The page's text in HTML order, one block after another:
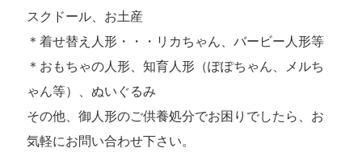
スクドール、お土産
＊着せ替え人形・・・リカちゃん、バービー人形等
＊おもちゃの人形、知育人形（ぽぽちゃん、メルち
ゃん等）、ぬいぐるみ
その他、御人形のご供養処分でお困りでしたら、お
気軽にお問い合わせ下さい。